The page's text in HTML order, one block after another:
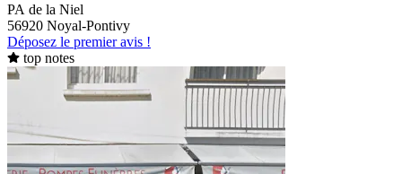
PA de la Niel
56920 Noyal-Pontivy
Déposez le premier avis !
top notes